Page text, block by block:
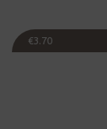
€3.70